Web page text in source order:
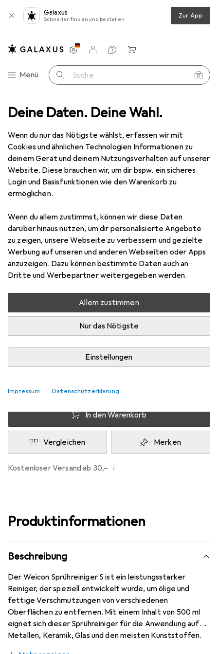
Deine Daten. Deine Wahl.
Wenn du nur das Nötigste wählst, erfassen wir mit
Cookies und ähnlichen Technologien Informationen zu
deinem Gerät und deinem Nutzungsverhalten auf unserer
Website. Diese brauchen wir, um dir bspw. ein sicheres
Login und Basisfunktionen wie den Warenkorb zu
ermöglichen.
Wenn du allem zustimmst, können wir diese Daten
darüber hinaus nutzen, um dir personalisierte Angebote
zu zeigen, unsere Webseite zu verbessern und gezielte
Werbung auf unseren und anderen Webseiten oder Apps
anzuzeigen. Dazu können bestimmte Daten auch an
Dritte und Werbepartner weitergegeben werden.
Allem zustimmen
Nur das Nötigste
Einstellungen
Impressum Datenschutzerklärung
Galaxus
Schneller finden und bestellen Zur App
Navigation nach Kategorien
Menü Suche
Einstellungen
Kundenkonto
Vergleichslisten
Merklisten
Warenkorb
Verdünner + Abbeizer Weicon Sprühreiniger S, 500 ml
10 Bilder
WeiconSprühreiniger S, 500 ml
Preis in EUR inkl. MwSt.
EUR
16,42
Schneller lieferbar
Angebot für
EUR
149,55
Mehr von Weicon
Zwischen Mi, 12.8. und Do, 13.8. geliefert
Lieferort angeben für genaue Lieferzeit
PollinDE
In den Warenkorb
Vergleichen Merken
Kostenloser Versand ab 30,– i
Produktinformationen
Beschreibung
Der Weicon Sprühreiniger S ist ein leistungsstarker
Reiniger, der speziell entwickelt wurde, um ölige und
fettige Verschmutzungen von verschiedenen
Oberflächen zu entfernen. Mit einem Inhalt von 500 ml
eignet sich dieser Sprühreiniger für die Anwendung auf
Metallen, Keramik, Glas und den meisten Kunststoffen.